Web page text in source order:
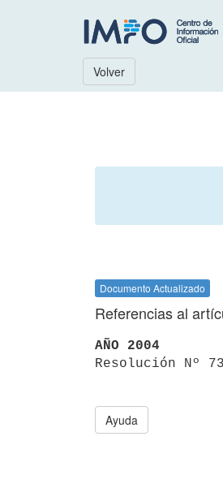
Volver
Documento Actualizado
Referencias al
AÑO 2004
Resolución Nº
Ayuda